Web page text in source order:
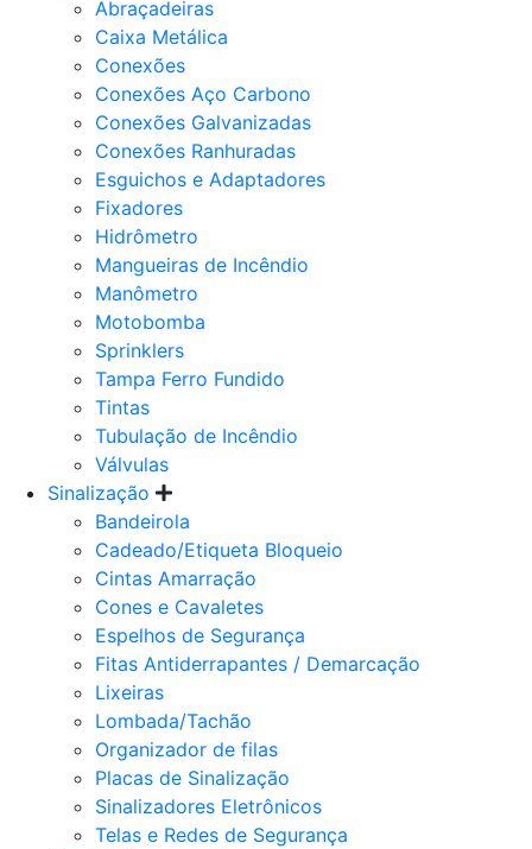
Abraçadeiras
Caixa Metálica
Conexões
Conexões Aço Carbono
Conexões Galvanizadas
Conexões Ranhuradas
Esguichos e Adaptadores
Fixadores
Hidrômetro
Mangueiras de Incêndio
Manômetro
Motobomba
Sprinklers
Tampa Ferro Fundido
Tintas
Tubulação de Incêndio
Válvulas
Sinalização
Bandeirola
Cadeado/Etiqueta Bloqueio
Cintas Amarração
Cones e Cavaletes
Espelhos de Segurança
Fitas Antiderrapantes / Demarcação
Lixeiras
Lombada/Tachão
Organizador de filas
Placas de Sinalização
Sinalizadores Eletrônicos
Telas e Redes de Segurança